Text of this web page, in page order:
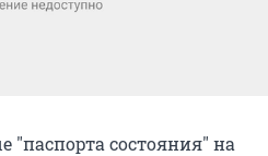
"паспорта состояния" на